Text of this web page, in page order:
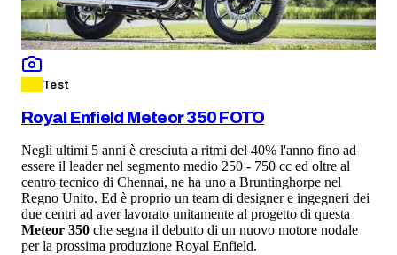
Test
Royal Enfield Meteor 350 FOTO
Negli ultimi 5 anni è cresciuta a ritmi del 40% l'anno fino ad
essere il leader nel segmento medio 250 - 750 cc ed oltre al
centro tecnico di Chennai, ne ha uno a Bruntinghorpe nel
Regno Unito. Ed è proprio un team di designer e ingegneri dei
due centri ad aver lavorato unitamente al progetto di questa
Meteor 350 che segna il debutto di un nuovo motore nodale
per la prossima produzione Royal Enfield.